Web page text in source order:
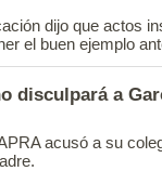
dijo que actos
el buen ejemplo
disculpará a
acusó a su